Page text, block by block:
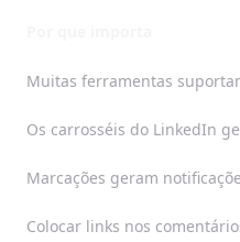
Muitas ferramentas
Os carrosséis do LinkedIn
Marcações geram
Colocar links nos